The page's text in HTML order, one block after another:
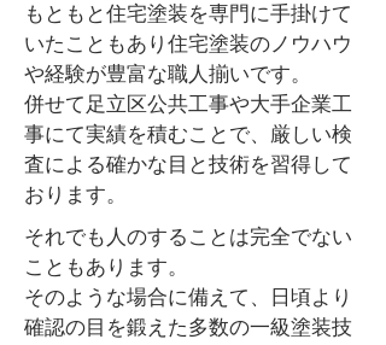
もともと住宅塗装を専門に手掛けて
いたこともあり住宅塗装のノウハウ
や経験が豊富な職人揃いです。
併せて足立区公共工事や大手企業工
事にて実績を積むことで、厳しい検
査による確かな目と技術を習得して
おります。
それでも人のすることは完全でない
こともあります。
そのような場合に備えて、日頃より
確認の目を鍛えた多数の一級塗装技